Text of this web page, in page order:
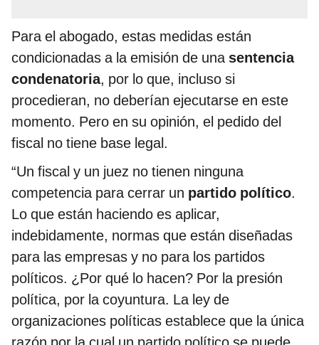
Para el abogado, estas medidas están
condicionadas a la emisión de una sentencia
condenatoria, por lo que, incluso si
procedieran, no deberían ejecutarse en este
momento. Pero en su opinión, el pedido del
fiscal no tiene base legal.
“Un fiscal y un juez no tienen ninguna
competencia para cerrar un partido político.
Lo que están haciendo es aplicar,
indebidamente, normas que están diseñadas
para las empresas y no para los partidos
políticos. ¿Por qué lo hacen? Por la presión
política, por la coyuntura. La ley de
organizaciones políticas establece que la única